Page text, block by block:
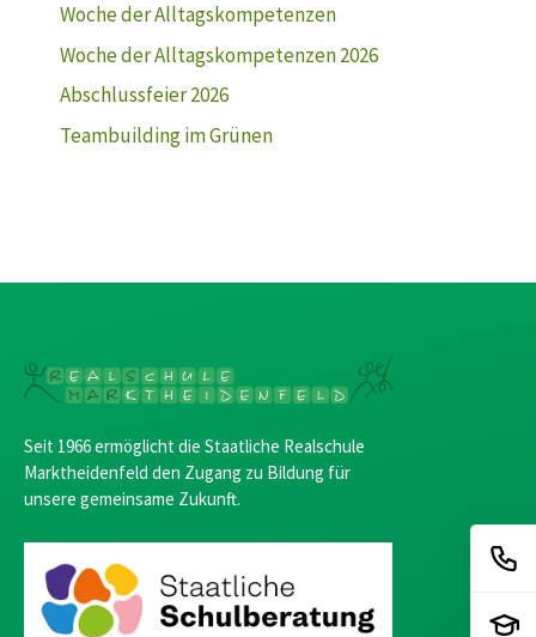
Woche der Alltagskompetenzen
Woche der Alltagskompetenzen 2026
Abschlussfeier 2026
Teambuilding im Grünen
Seit 1966 ermöglicht die Staatliche Realschule
Marktheidenfeld den Zugang zu Bildung für
unsere gemeinsame Zukunft.